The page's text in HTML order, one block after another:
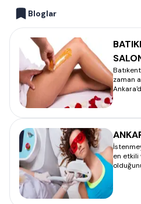
Bloglar
zaman
en etkili